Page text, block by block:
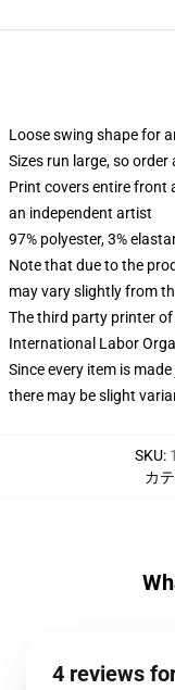
Loose swing shape for
Sizes run large, so
Print covers entire front
an independent artist
97% polyester, 3%
Note that due to the
may vary slightly from
The third party printer
International Labor
Since every item is
there may be slight
SKU:
カ
4 reviews